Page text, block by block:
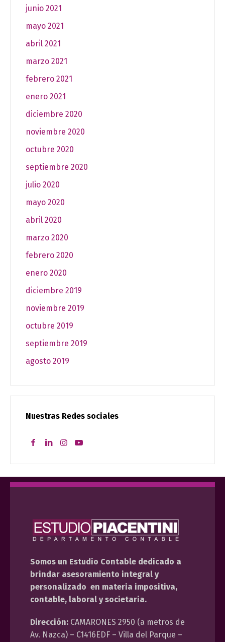
junio 2021
mayo 2021
abril 2021
marzo 2021
febrero 2021
enero 2021
diciembre 2020
noviembre 2020
octubre 2020
septiembre 2020
julio 2020
mayo 2020
abril 2020
marzo 2020
febrero 2020
enero 2020
diciembre 2019
noviembre 2019
octubre 2019
septiembre 2019
agosto 2019
Nuestras Redes sociales
Somos un Estudio Contable dedicado a
brindar asesoramiento integral y
personalizado en materia impositiva,
contable, laboral y societaria.
Dirección: CAMARONES 2950 (a metros de
Av. Nazca) – C1416EDF – Villa del Parque –